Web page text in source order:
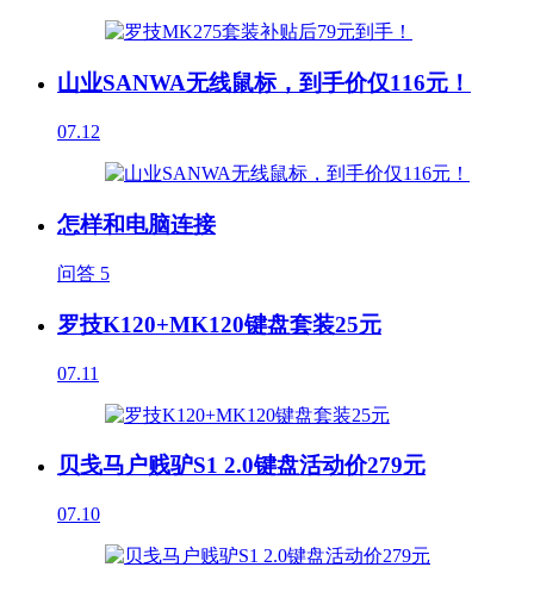
山业SANWA无线鼠标，到手价仅116元！
07.12
怎样和电脑连接
问答 5
罗技K120+MK120键盘套装25元
07.11
贝戋马户贱驴S1 2.0键盘活动价279元
07.10